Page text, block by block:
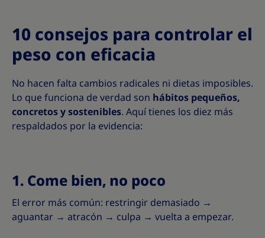
10 consejos para controlar el
peso con eficacia
No hacen falta cambios radicales ni dietas imposibles.
Lo que funciona de verdad son hábitos pequeños,
concretos y sostenibles. Aquí tienes los diez más
respaldados por la evidencia:
1. Come bien, no poco
El error más común: restringir demasiado →
aguantar → atracón → culpa → vuelta a empezar.